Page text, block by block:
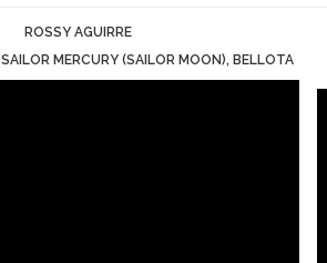
ROSSY AGUIRRE
MERCURY (SAILOR MOON), BELLOTA